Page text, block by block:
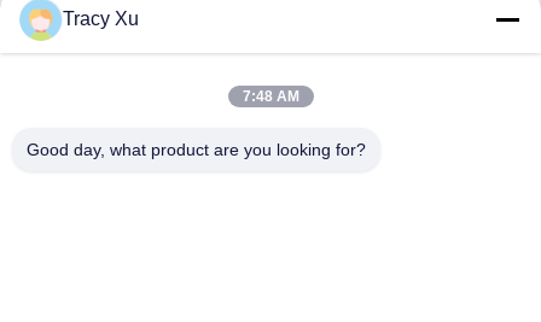
সেরা দাম পান সেরা দাম পান
Tracy Xu
7:48 AM
Good day, what product are you looking for?